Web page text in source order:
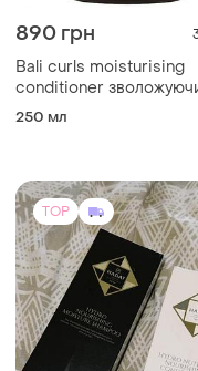
TOP